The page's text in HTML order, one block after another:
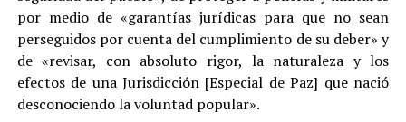
por medio de «garantías jurídicas para que no sean
perseguidos por cuenta del cumplimiento de su deber» y
de «revisar, con absoluto rigor, la naturaleza y los
efectos de una Jurisdicción [Especial de Paz] que nació
desconociendo la voluntad popular».